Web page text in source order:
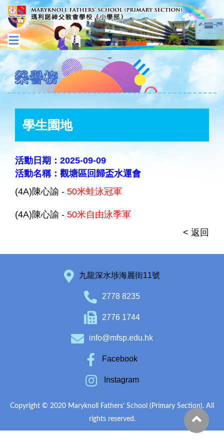
榮譽榜
學生園地
活動日期：2025-09-09
活動名稱：觀塘區回歸盃水運會
(4A)陳心諭 - 50米蛙泳冠軍
(4A)陳心諭 - 50米自由泳季軍
< 返回
九龍深水埗海麗街11號
2778 8235
2776 1744
info@mfsp.edu.hk
Facebook
Instagram
Copyright © 2020 Maryknoll Fathers’ School (Primary Section). All
rights reserved.